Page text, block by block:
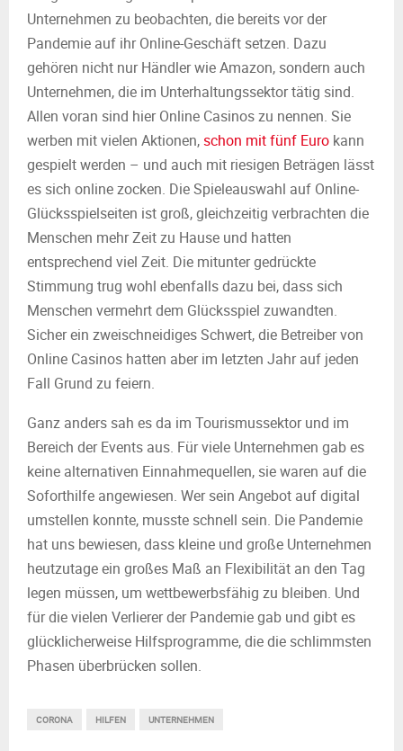
Unternehmen zu beobachten, die bereits vor der
Pandemie auf ihr Online-Geschäft setzen. Dazu
gehören nicht nur Händler wie Amazon, sondern auch
Unternehmen, die im Unterhaltungssektor tätig sind.
Allen voran sind hier Online Casinos zu nennen. Sie
werben mit vielen Aktionen,schon mit fünf Euro kann
gespielt werden – und auch mit riesigen Beträgen lässt
es sich online zocken. Die Spieleauswahl auf Online-
Glücksspielseiten ist groß, gleichzeitig verbrachten die
Menschen mehr Zeit zu Hause und hatten
entsprechend viel Zeit. Die mitunter gedrückte
Stimmung trug wohl ebenfalls dazu bei, dass sich
Menschen vermehrt dem Glücksspiel zuwandten.
Sicher ein zweischneidiges Schwert, die Betreiber von
Online Casinos hatten aber im letzten Jahr auf jeden
Fall Grund zu feiern.
Ganz anders sah es da im Tourismussektor und im
Bereich der Events aus. Für viele Unternehmen gab es
keine alternativen Einnahmequellen, sie waren auf die
Soforthilfe angewiesen. Wer sein Angebot auf digital
umstellen konnte, musste schnell sein. Die Pandemie
hat uns bewiesen, dass kleine und große Unternehmen
heutzutage ein großes Maß an Flexibilität an den Tag
legen müssen, um wettbewerbsfähig zu bleiben. Und
für die vielen Verlierer der Pandemie gab und gibt es
glücklicherweise Hilfsprogramme, die die schlimmsten
Phasen überbrücken sollen.
CORONA HILFEN UNTERNEHMEN